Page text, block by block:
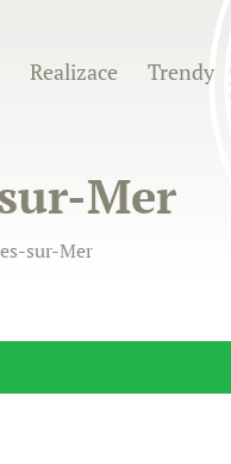
Realizace Trendy
Mer
sur-Mer